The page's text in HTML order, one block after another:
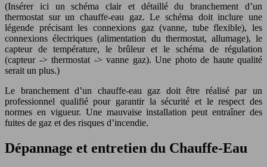
(Insérer ici un schéma clair et détaillé du branchement d’un
thermostat sur un chauffe-eau gaz. Le schéma doit inclure une
légende précisant les connexions gaz (vanne, tube flexible), les
connexions électriques (alimentation du thermostat, allumage), le
capteur de température, le brûleur et le schéma de régulation
(capteur -> thermostat -> vanne gaz). Une photo de haute qualité
serait un plus.)
Le branchement d’un chauffe-eau gaz doit être réalisé par un
professionnel qualifié pour garantir la sécurité et le respect des
normes en vigueur. Une mauvaise installation peut entraîner des
fuites de gaz et des risques d’incendie.
Dépannage et entretien du Chauffe-Eau